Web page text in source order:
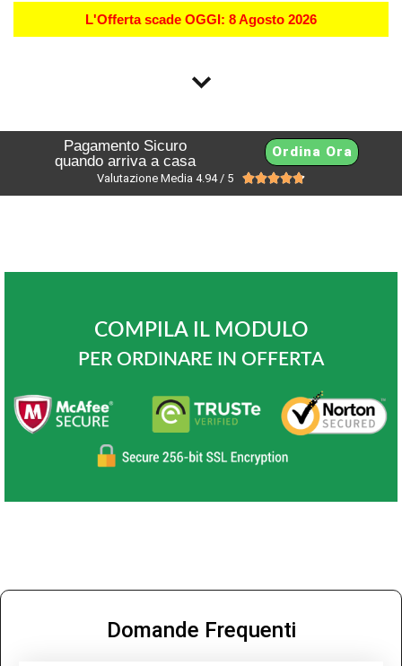
L'Offerta scade OGGI: 8 Agosto 2026
Pagamento Sicuro
quando arriva a casa
Ordina Ora
Valutazione Media 4.94 / 5 
COMPILA IL MODULO
PER ORDINARE IN OFFERTA
Domande Frequenti